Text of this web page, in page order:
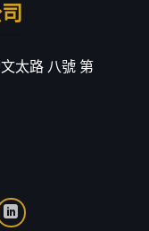
太路 八號 第